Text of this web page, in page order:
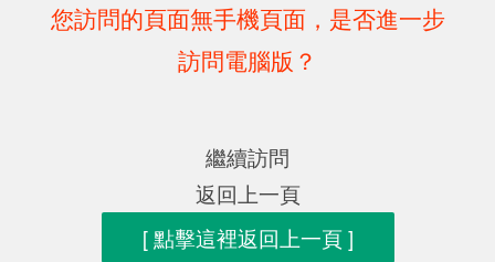
您訪問的頁面無手機頁面，是否進一步
訪問電腦版？
繼續訪問
返回上一頁
[ 點擊這裡返回上一頁 ]